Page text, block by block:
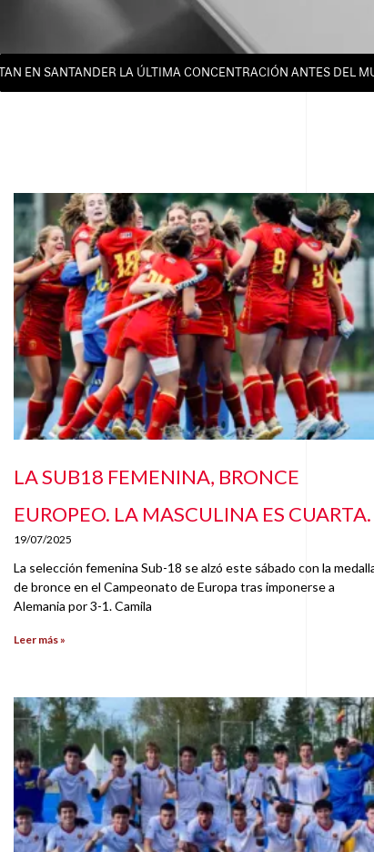
EN SANTANDER LA ÚLTIMA CONCENTRACIÓN ANTES DEL
LA SUB18 FEMENINA, BRONCE
EUROPEO. LA MASCULINA ES CUARTA.
19/07/2025
La selección femenina Sub-18 se alzó este sábado con la
de bronce en el Campeonato de Europa tras imponerse a
Alemania por 3-1. Camila
Leer más »